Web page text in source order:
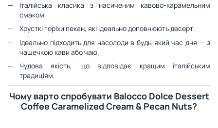
Італійська класика з насиченим кавово-карамельним
смаком.
Хрусткі горіхи пекан, які ідеально доповнюють десерт.
Ідеально підходить для насолоди в будь-який час дня — з
чашечкою кави або чаю.
Чудова якість, що відповідає кращим італійським
традиціям.
Чому варто спробувати Balocco Dolce Dessert
Coffee Caramelized Cream & Pecan Nuts?